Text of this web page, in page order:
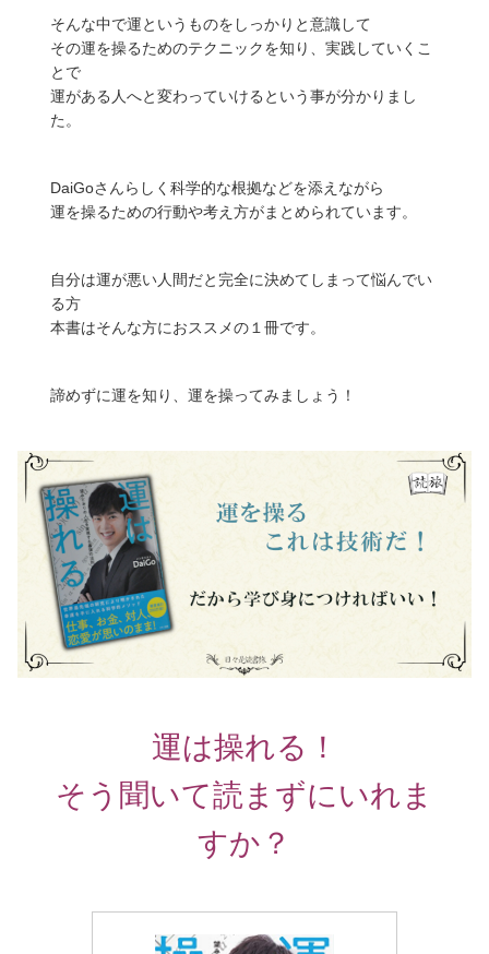
そんな中で運というものをしっかりと意識して
その運を操るためのテクニックを知り、実践していくこ
とで
運がある人へと変わっていけるという事が分かりまし
た。
DaiGoさんらしく科学的な根拠などを添えながら
運を操るための行動や考え方がまとめられています。
自分は運が悪い人間だと完全に決めてしまって悩んでい
る方
本書はそんな方におススメの１冊です。
諦めずに運を知り、運を操ってみましょう！
運は操れる！
そう聞いて読まずにいれま
すか？